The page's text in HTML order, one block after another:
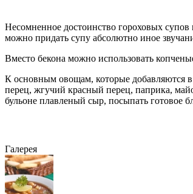
Несомненное достоинство гороховых
можно придать супу абсолютно иное
Вместо бекона можно использовать
К основным овощам, которые добавляются в
перец, жгучий красный перец, паприка,
бульоне плавленый сыр, посыпать готовое
Галерея